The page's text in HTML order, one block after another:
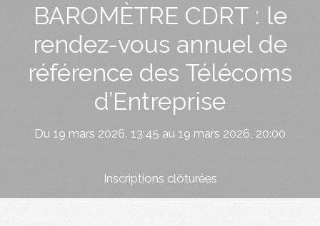
BAROMÈTRE CDRT : le
rendez-vous annuel de
référence des Télécoms
d’Entreprise
Du 19 mars 2026, 13:45 au 19 mars 2026, 20:00
Inscriptions clôturées